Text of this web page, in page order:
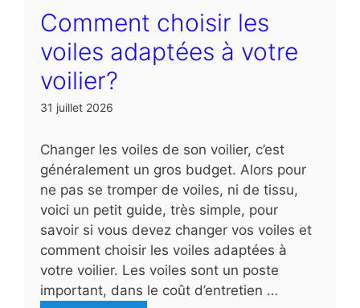
Comment choisir les
voiles adaptées à votre
voilier?
31 juillet 2026
Changer les voiles de son voilier, c’est
généralement un gros budget. Alors pour
ne pas se tromper de voiles, ni de tissu,
voici un petit guide, très simple, pour
savoir si vous devez changer vos voiles et
comment choisir les voiles adaptées à
votre voilier. Les voiles sont un poste
important, dans le coût d’entretien …